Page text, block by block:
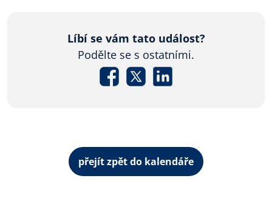
Líbí se vám tato událost?
Podělte se s ostatními.
přejít zpět do kalendáře